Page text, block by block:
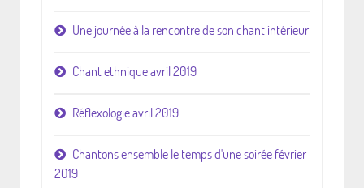
Une journée à la rencontre de son chant intérieur
Chant ethnique avril 2019
Réflexologie avril 2019
Chantons ensemble le temps d'une soirée février
2019